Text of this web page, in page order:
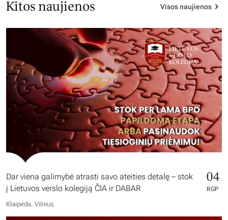
Kitos naujienos Visos naujienos
Dar viena galimybė atrasti savo ateities detalę – stok
į Lietuvos verslo kolegiją ČIA ir DABAR
04
RGP
Klaipėda, Vilnius